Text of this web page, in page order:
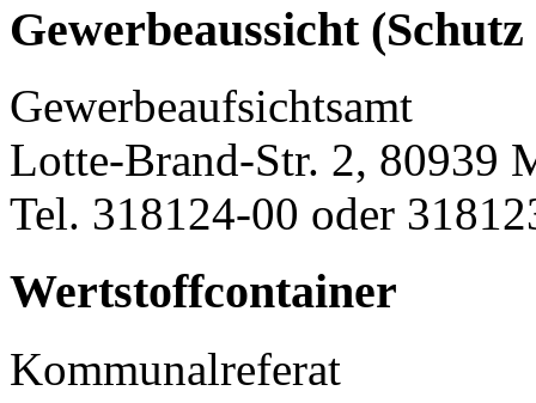
Gewerbeaussicht
Gewerbeaufsichtsamt
Lotte-Brand-Str. 2, 80939
Tel. 318124-00 oder
Wertstoffcontainer
Kommunalreferat